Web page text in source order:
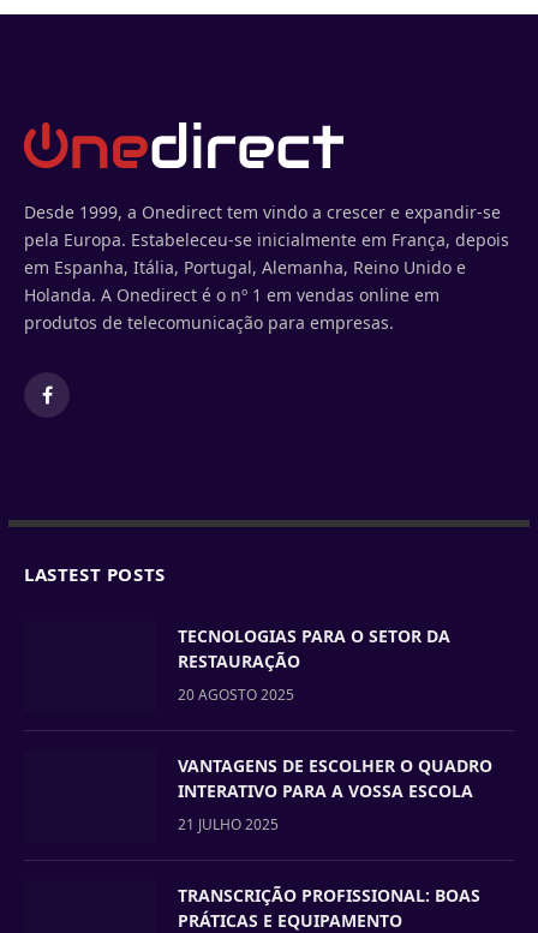
Desde 1999, a Onedirect tem vindo a crescer e expandir-se
pela Europa. Estabeleceu-se inicialmente em França, depois
em Espanha, Itália, Portugal, Alemanha, Reino Unido e
Holanda. A Onedirect é o nº 1 em vendas online em
produtos de telecomunicação para empresas.
Facebook
LASTEST POSTS
TECNOLOGIAS PARA O SETOR DA
RESTAURAÇÃO
20 AGOSTO 2025
VANTAGENS DE ESCOLHER O QUADRO
INTERATIVO PARA A VOSSA ESCOLA
21 JULHO 2025
TRANSCRIÇÃO PROFISSIONAL: BOAS
PRÁTICAS E EQUIPAMENTO